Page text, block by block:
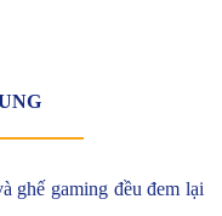
ghế gaming đều đem lại